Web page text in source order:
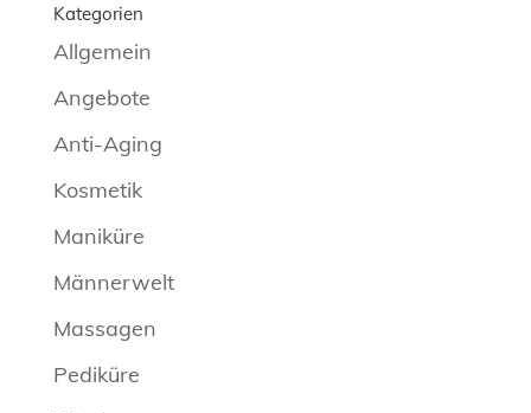
Kategorien
Allgemein
Angebote
Anti-Aging
Kosmetik
Maniküre
Männerwelt
Massagen
Pediküre